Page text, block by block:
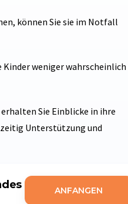
können Sie sie im Notfall
weniger wahrscheinlich
Sie Einblicke in ihre
Unterstützung und
ANFANGEN